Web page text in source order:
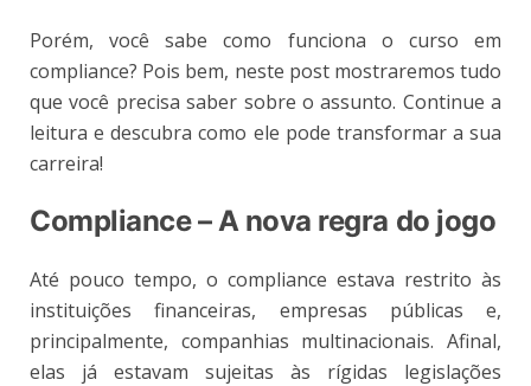
Porém, você sabe como funciona o curso em
compliance? Pois bem, neste post mostraremos tudo
que você precisa saber sobre o assunto. Continue a
leitura e descubra como ele pode transformar a sua
carreira!
Compliance – A nova regra do jogo
Até pouco tempo, o compliance estava restrito às
instituições financeiras, empresas públicas e,
principalmente, companhias multinacionais. Afinal,
elas já estavam sujeitas às rígidas legislações